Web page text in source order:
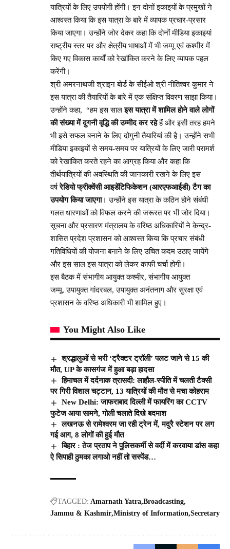
यात्रियों के लिए उपयोगी होंगी। इन दोनों इकाइयों के प्रमुखों ने
आश्वस्त किया कि इस यात्रा के बारे में व्यापक प्रचार-प्रसार
किया जाएगा। उन्होंने जोर देकर कहा कि दोनों मीडिया इकाइयां
राष्ट्रीय स्तर पर और क्षेत्रीय भाषाओं में भी जम्मू एवं कश्मीर में
किए गए विकास कार्यों को रेखांकित करने के लिए व्यापक पहल
करेंगी।
श्री अमरनाथजी श्राइन बोर्ड के सीईओ श्री नीतिश्वर कुमार ने
इस यात्रा की तैयारियों के बारे में एक संक्षिप्त विवरण साझा किया।
उन्होंने कहा, “हम इस सालइस यात्रा में शामिल होने वाले लोगों
की संख्या में दुगनी वृद्धि की उम्मीद कर रहेहैं और इसी तरह हमने
भी इसे सफल बनाने के लिए दोगुनी तैयारियां की है। उन्होंने सभी
मीडिया इकाइयों से समय-समय पर यात्रियों के लिए जारी परामर्श
को रेखांकित करते रहने का आग्रह किया और कहा कि
तीर्थयात्रियों की अवस्थिति की जानकारी रखने के लिए इस
वर्षरेडियो फ्रीक्वेंसी आइडेंटिफिकेशन (आरएफआईडी) टैग का
उपयोग किया जाएगा। उन्होंने इस यात्रा के कठिन होने संबंधी
गलत धारणाओं को विफल करने की जरूरत पर भी जोर दिया।
सूचना और प्रसारण मंत्रालय के वरिष्ठ अधिकारियों ने केन्द्र-
शासित प्रदेश प्रशासन को आश्वस्त किया कि प्रचार संबंधी
गतिविधियों की योजना बनाने के लिए उचित कदम उठाए जायेंगे
और इस साल इस यात्रा को लेकर काफी चर्चा होगी।
इस बैठक में संभागीय आयुक्त कश्मीर, संभागीय आयुक्त
जम्मू, उपायुक्त गांदरबल, उपायुक्त अनंतनाग और सुरक्षा एवं
प्रशासन के वरिष्ठ अधिकारी भी शामिल हुए।
You Might Also Like
श्रद्धालुओं से भरी ‘ट्रैक्टर ट्रॉली’ पलट जाने से 15 की
मौत, UP के कासगंज में हुआ बड़ा हादसा
हिमाचल में दर्दनाक त्रासदी: लाहौल-स्पीति में चलती टैक्सी
पर गिरी विशाल चट्टान, 13 यात्रियों की मौत से मचा कोहराम
New Delhi: जाफराबाद दिल्ली में फायर‍िंग का CCTV
फुटेज आया सामने, गोली चलाते दिखे बदमाश
लखनऊ से रामेश्वरम जा रही ट्रेन में, मदुरै स्टेशन पर लग
गई आग, 8 लोगों की हुई मौत
बिहार : तेज प्रताप ने पुलिसकर्मी से वर्दी में करवाया डांस कहा
ऐ सिपाही ठुमका लगाओ नहीं तो सस्पेंड…
TAGGED: Amarnath Yatra Broadcasting
Jammu & Kashmir Ministry of Information Secretary